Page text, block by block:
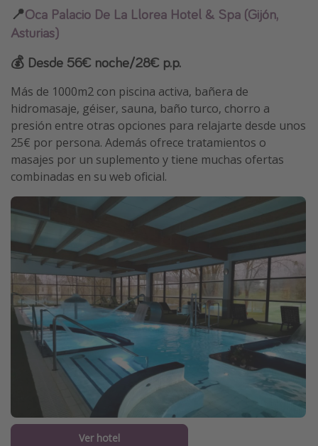
📍Oca Palacio De La Llorea Hotel & Spa (Gijón,
Asturias)
💰 Desde 56€ noche/28€ p.p.
Más de 1000m2 con piscina activa, bañera de
hidromasaje, géiser, sauna, baño turco, chorro a
presión entre otras opciones para relajarte desde unos
25€ por persona. Además ofrece tratamientos o
masajes por un suplemento y tiene muchas ofertas
combinadas en su web oficial.
Ver hotel